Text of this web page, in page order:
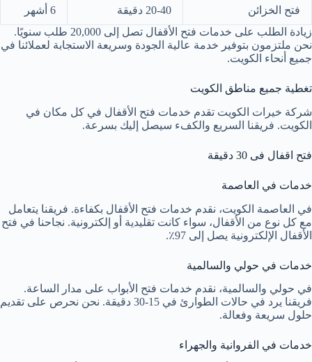
فتح الخزائن 20-40 دقيقة
6 أشهر
زيادة الطلب على خدمات فتح الأقفال تصل إلى 20,000 طلب سنويًا.
نحن ملتزمون بتوفير خدمة عالية الجودة وسريعة الاستجابة لعملائنا في
جميع أنحاء الكويت.
تغطية جميع مناطق الكويت
شركة خيرات الكويت تقدم خدمات فتح الأقفال في كل مكان في
الكويت. فريقنا السريع والكفء سيصل إليك بسرعة.
فتح اقفال فى 30 دقيقة
خدمات في العاصمة
في العاصمة الكويت، نقدم خدمات فتح الأقفال بكفاءة. فريقنا يتعامل
مع كل نوع من الأقفال، سواء كانت تقليدية أو إلكترونية. نجاحنا في فتح
الأقفال الإلكترونية يصل إلى 97٪.
خدمات في حولي والسالمية
في حولي والسالمية، نقدم خدمات فتح الأبواب على مدار الساعة.
فريقنا يرد في حالات الطوارئ في 15-30 دقيقة. نحن نحرص على تقديم
حلول سريعة وفعالة.
خدمات في الفروانية والجهراء